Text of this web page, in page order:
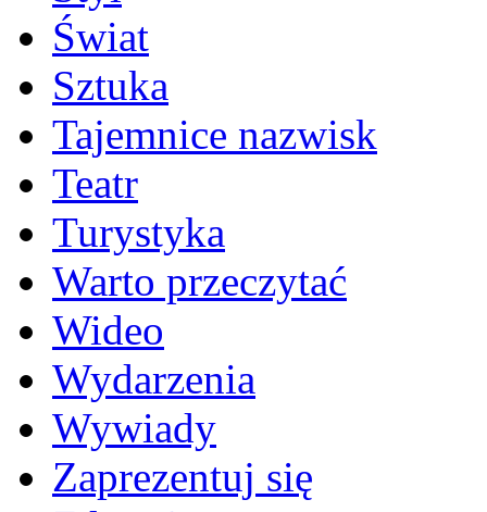
Świat
Sztuka
Tajemnice nazwisk
Teatr
Turystyka
Warto przeczytać
Wideo
Wydarzenia
Wywiady
Zaprezentuj się